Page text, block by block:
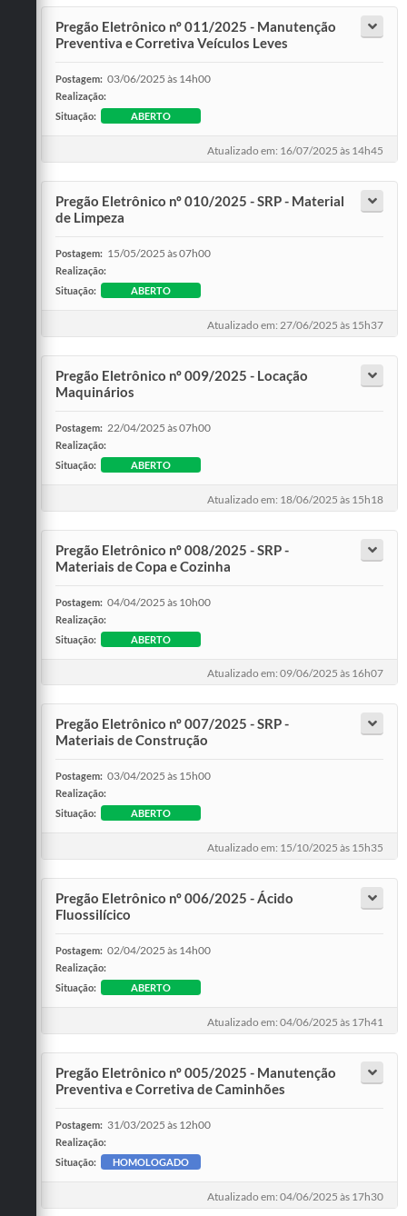
Pregão Eletrônico nº 011/2025 - Manutenção
Preventiva e Corretiva Veículos Leves
Postagem: 03/06/2025 às 14h00
Realização:
Situação:
ABERTO
Atualizado em: 16/07/2025 às 14h45
Pregão Eletrônico nº 010/2025 - SRP - Material
de Limpeza
Postagem: 15/05/2025 às 07h00
Realização:
Situação:
ABERTO
Atualizado em: 27/06/2025 às 15h37
Pregão Eletrônico nº 009/2025 - Locação
Maquinários
Postagem: 22/04/2025 às 07h00
Realização:
Situação:
ABERTO
Atualizado em: 18/06/2025 às 15h18
Pregão Eletrônico nº 008/2025 - SRP -
Materiais de Copa e Cozinha
Postagem: 04/04/2025 às 10h00
Realização:
Situação:
ABERTO
Atualizado em: 09/06/2025 às 16h07
Pregão Eletrônico nº 007/2025 - SRP -
Materiais de Construção
Postagem: 03/04/2025 às 15h00
Realização:
Situação:
ABERTO
Atualizado em: 15/10/2025 às 15h35
Pregão Eletrônico nº 006/2025 - Ácido
Fluossilícico
Postagem: 02/04/2025 às 14h00
Realização:
Situação:
ABERTO
Atualizado em: 04/06/2025 às 17h41
Pregão Eletrônico nº 005/2025 - Manutenção
Preventiva e Corretiva de Caminhões
Postagem: 31/03/2025 às 12h00
Realização:
Situação:
HOMOLOGADO
Atualizado em: 04/06/2025 às 17h30